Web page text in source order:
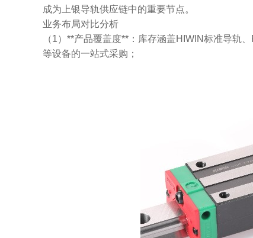
成为上银导轨供应链中的重要节点。
业务布局对比分析
（1）**产品覆盖度**：库存涵盖HIWIN标准导轨
等设备的一站式采购；